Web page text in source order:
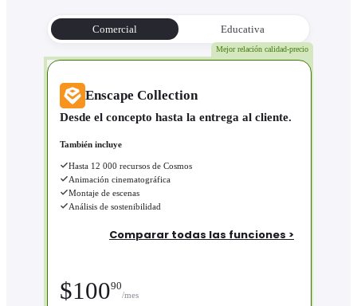
Comercial Educativa
Mejor relación calidad-precio
Enscape Collection
Desde el concepto hasta la entrega al cliente.
También incluye
Hasta 12 000 recursos de Cosmos
Animación cinematográfica
Montaje de escenas
Análisis de sostenibilidad
Comparar todas las funciones >
$10090
/mes